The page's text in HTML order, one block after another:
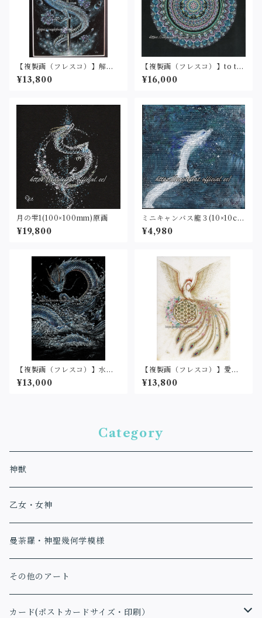
【複製画（フレスコ）】解放
(２L判サイズ)
¥13,800
【複製画（フレスコ）】to th
e new world①(25cm角)
¥16,000
月の雫1(100×100mm)原画
¥19,800
ミニキャンバス龍３(10×10c
m)原画
¥4,980
【複製画（フレスコ）】水龍
２（2L判サイズ）
¥13,000
【複製画（フレスコ）】愛と
調和の世界（2L・フレスコグ
ラフィックシート）
¥13,800
Category
神獣
乙女・女神
曼荼羅・神聖幾何学模様
その他のアート
カード(ポストカードサイズ・印刷）